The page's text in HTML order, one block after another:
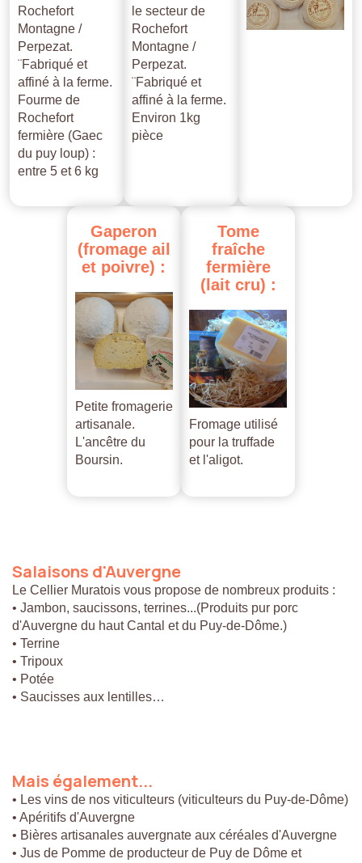
Rochefort
Montagne /
Perpezat.
¨Fabriqué et
affiné à la ferme.
Fourme de
Rochefort
fermière (Gaec
du puy loup) :
entre 5 et 6 kg
le secteur de
Rochefort
Montagne /
Perpezat.
¨Fabriqué et
affiné à la ferme.
Environ 1kg
pièce
Gaperon
(fromage ail
et poivre) :
Petite fromagerie
artisanale.
L'ancêtre du
Boursin.
Tome
fraîche
fermière
(lait cru) :
Fromage utilisé
pour la truffade
et l'aligot.
Salaisons d'Auvergne
Le Cellier Muratois vous propose de nombreux produits :
• Jambon, saucissons, terrines...(Produits pur porc
d'Auvergne du haut Cantal et du Puy-de-Dôme.)
• Terrine
• Tripoux
• Potée
• Saucisses aux lentilles…
Mais également...
• Les vins de nos viticulteurs (viticulteurs du Puy-de-Dôme)
• Apéritifs d'Auvergne
• Bières artisanales auvergnate aux céréales d'Auvergne
• Jus de Pomme de producteur de Puy de Dôme et